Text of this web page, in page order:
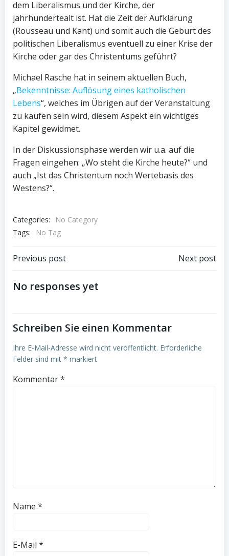
dem Liberalismus und der Kirche, der
jahrhundertealt ist. Hat die Zeit der Aufklärung
(Rousseau und Kant) und somit auch die Geburt des
politischen Liberalismus eventuell zu einer Krise der
Kirche oder gar des Christentums geführt?
Michael Rasche hat in seinem aktuellen Buch,
„Bekenntnisse: Auflösung eines katholischen
Lebens“, welches im Übrigen auf der Veranstaltung
zu kaufen sein wird, diesem Aspekt ein wichtiges
Kapitel gewidmet.
In der Diskussionsphase werden wir u.a. auf die
Fragen eingehen: „Wo steht die Kirche heute?“ und
auch „Ist das Christentum noch Wertebasis des
Westens?“.
Categories:
No Category
Tags:
No Tag
Post
navigation
Previous post Next post
No responses yet
Schreiben Sie einen Kommentar
Ihre E-Mail-Adresse wird nicht veröffentlicht. Erforderliche
Felder sind mit * markiert
Kommentar*
Name *
E-Mail *